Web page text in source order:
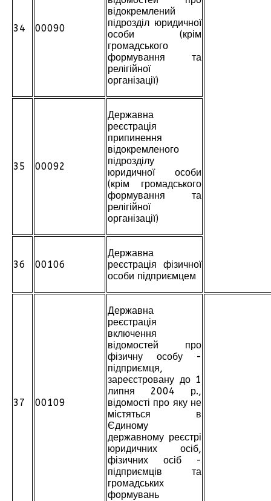
34 00090
відокремлений
підрозділ юридичної
особи (крім
громадського
формування та
релігійної
організації)
35 00092
Державна
реєстрація
припинення
відокремленого
підрозділу
юридичної особи
(крім громадського
формування та
релігійної
організації)
36 00106
Державна
реєстрація фізичної
особи підприємцем
37 00109
Державна
реєстрація
включення
відомостей про
фізичну особу -
підприємця,
зареєстровану до 1
липня 2004 р.,
відомості про яку не
містяться в
Єдиному
державному реєстрі
юридичних осіб,
фізичних осіб -
підприємців та
громадських
формувань